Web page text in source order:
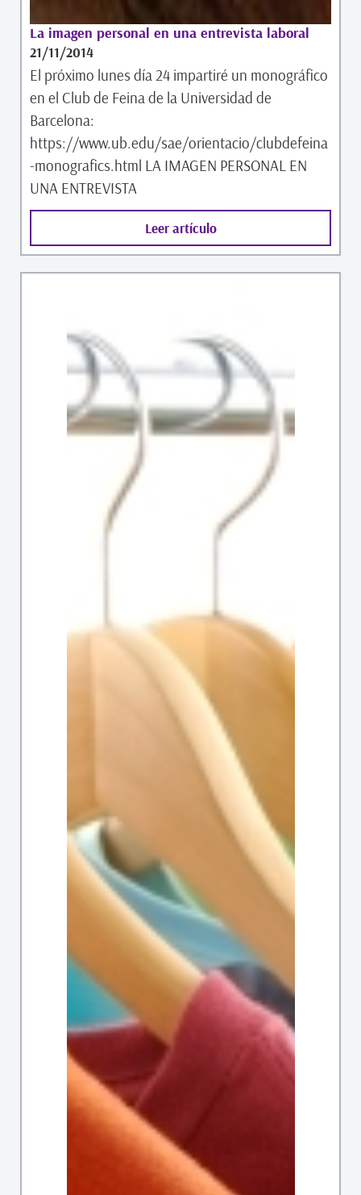
La imagen personal en una entrevista laboral
21/11/2014
El próximo lunes día 24 impartiré un monográfico
en el Club de Feina de la Universidad de
Barcelona:
https://www.ub.edu/sae/orientacio/clubdefeina
-monografics.html LA IMAGEN PERSONAL EN
UNA ENTREVISTA
Leer artículo